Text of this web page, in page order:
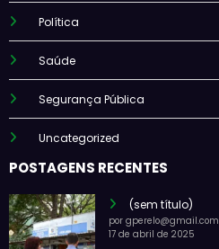
Política
Saúde
Segurança Pública
Uncategorized
POSTAGENS RECENTES
(sem título)
por gperelo@gmail.com
17 de abril de 2025